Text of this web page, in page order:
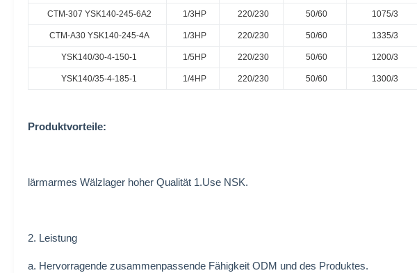
CTM-307 YSK140-245-6A2 1/3HP 220/230 50/60 1075/3
CTM-A30 YSK140-245-4A 1/3HP 220/230 50/60 1335/3
YSK140/30-4-150-1 1/5HP 220/230 50/60 1200/3
YSK140/35-4-185-1 1/4HP 220/230 50/60 1300/3
Produktvorteile:
lärmarmes Wälzlager hoher Qualität 1.Use NSK.
2. Leistung
a. Hervorragende zusammenpassende Fähigkeit ODM und des Produktes.